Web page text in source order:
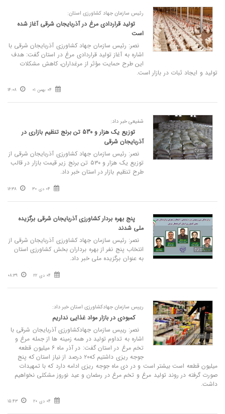
رئیس سازمان جهاد کشاورزی استان:
تولید قراردادی مرغ در آذربایجان شرقی آغاز شده
است
نصر: رئیس سازمان جهاد کشاورزی آذربایجان شرقی با
اشاره به آغاز تولید قراردادی مرغ در استان گفت: هدف
این طرح حمایت مؤثر از مرغداران، کاهش مشکلات
تولید و ایجاد ثبات در بازار است.
04 بهمن 01 14:08
شفیعی خبر داد:
توزیع یک هزار و 530 تن برنج تنظیم بازاری در
آذربایجان شرقی
نصر: رئیس سازمان جهاد کشاورزی آذربایجان شرقی از
توزیع یک هزار و ۵۳۰ تن برنج زیر قیمت بازار در قالب
طرح تنظیم بازار در استان خبر داد.
04 دی 30 16:38
پنج بهره‌ بردار کشاورزی آذربایجان‌ شرقی برگزیده
ملی شدند
نصر: رئیس سازمان جهاد کشاورزی آذربایجان شرقی از
انتخاب پنج نفر از بهره برداران بخش کشاورزی استان
به عنوان برگزیده ملی خبر داد.
04 دی 22 08:39
رییس سازمان جهادکشاورزی استان خبر داد:
کمبودی در بازار مواد غذایی نداریم
نصر: رییس سازمان جهادکشاورزی آذربایجان شرقی با
اشاره به تداوم تولید در همه زمینه ها از جمله مرغ و
تخم مرغ در استان گفت: در آذر ماه ۶ میلیون قطعه
جوجه ریزی داشتیم که۲۰ درصد از نیاز استان که پنج
میلیون قطعه است بیشتر است و در دی ماه جوجه ریزی ادامه دارد که با تمهیدات
صورت گرفته در روند تولید مرغ و تخم مرغ در رمضان و عید نوروز مشکلی نخواهیم
داشت.
04 دی 20 15:43